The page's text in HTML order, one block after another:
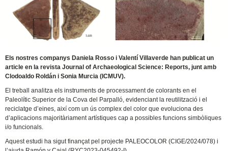
Els nostres companys Daniela Rosso i Valentí Villaverde han publicat un
article en la revista Journal of Archaeological Science: Reports, junt amb
Clodoaldo Roldán i Sonia Murcia (ICMUV).
El treball analitza els instruments de processament de colorants en el
Paleolític Superior de la Cova del Parpalló, evidenciant la reutilització i el
reciclatge d’eines, així com un ús complex del color que evoluciona des
d’aplicacions majoritàriament artístiques cap a possibles funcions simbòliques
i/o funcionals.
Aquest estudi ha sigut finançat pel projecte PALEOCOLOR (CIGE/2024/078) i